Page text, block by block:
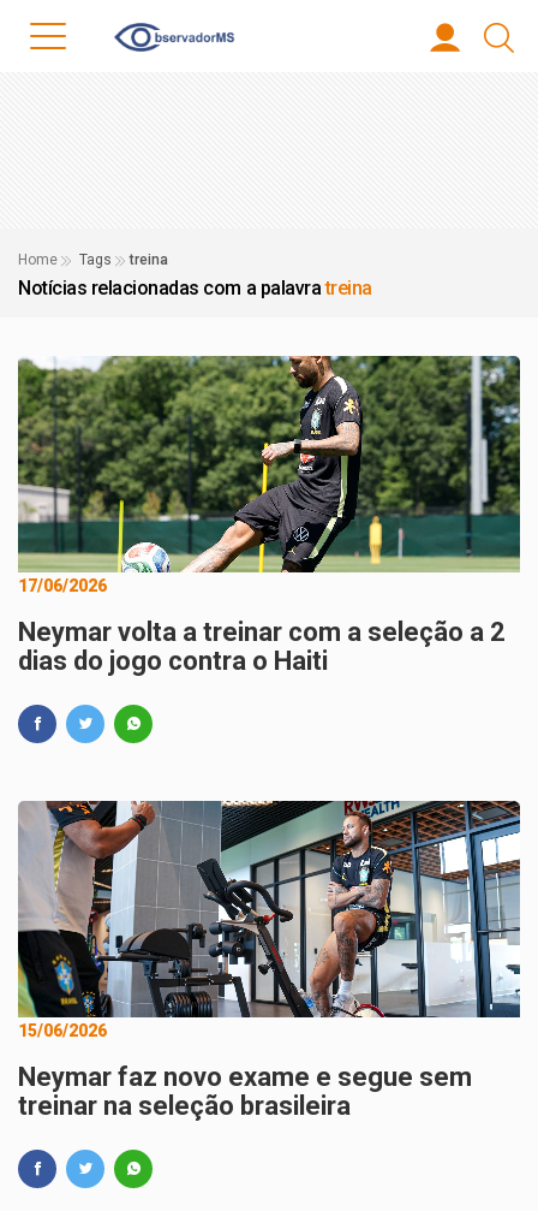
Home Tags treina
Notícias relacionadas com a palavratreina
17/06/2026
Neymar volta a treinar com a seleção a 2
dias do jogo contra o Haiti
15/06/2026
Neymar faz novo exame e segue sem
treinar na seleção brasileira